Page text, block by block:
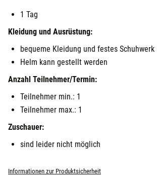
1 Tag
Kleidung und Ausrüstung:
bequeme Kleidung und festes Schuhwerk
Helm kann gestellt werden
Anzahl Teilnehmer/Termin:
Teilnehmer min.: 1
Teilnehmer max.: 1
Zuschauer:
sind leider nicht möglich
Informationen zur Produktsicherheit